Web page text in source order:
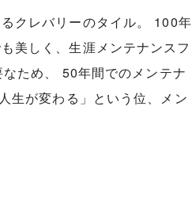
クレバリーのタイル。 100年
美しく、生涯メンテナンスフ
ため、 50年間でのメンテナ
生が変わる」という位、メン